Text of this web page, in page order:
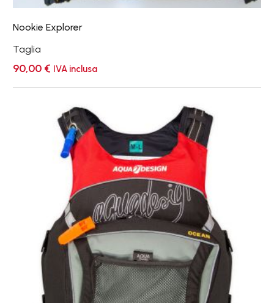
Nookie Explorer
Taglia
90,00 € IVA inclusa